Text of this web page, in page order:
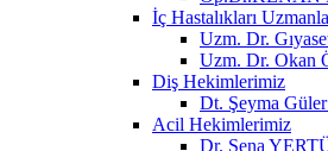
İç Hastalıkları
Uzm. Dr.
Uzm. Dr. Okan
Diş Hekimlerimiz
Dt. Şeyma
Acil Hekimlerimiz
Dr. Sena